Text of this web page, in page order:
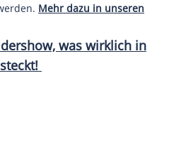
Mehr dazu in unseren
was wirklich in